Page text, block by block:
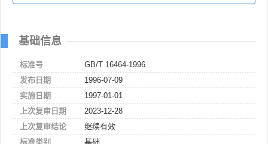
基础信息
标准号
GB/T 16464-1996
发布日期
1996-07-09
实施日期
1997-01-01
上次复审日期
2023-12-28
上次复审结论
继续有效
标准类别
基础